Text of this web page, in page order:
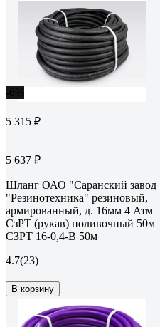
5 315 ₽
5 637 ₽
Шланг ОАО "Саранский завод
"Резинотехника" резиновый,
армированный, д. 16мм 4 Атм
СзРТ (рукав) поливочный 50м
СЗРТ 16-0,4-В 50м
4.7(23)
В корзину